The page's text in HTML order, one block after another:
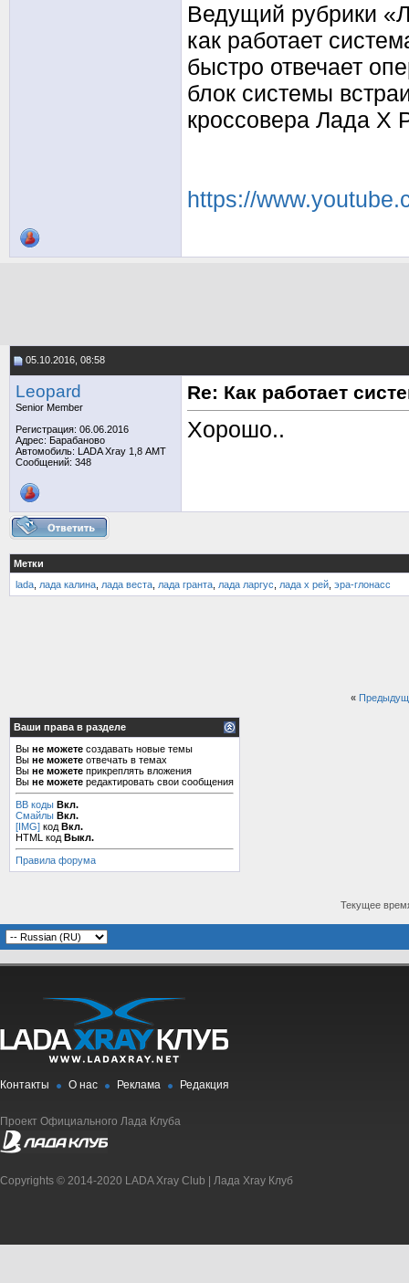
Ведущий рубрики
как работает
быстро отвечает
блок системы
кроссовера Лада Х
https://
05.10.2016, 08:58
Leopard
Senior Member
Регистрация: 06.06.2016
Адрес: Барабаново
Автомобиль: LADA Xray 1,8 АМТ
Сообщений: 348
Re: Как работает
Хорошо..
Метки
lada лада калина лада веста лада гранта лада ларгус лада х рей эра-глонасс
«
Ваши права в разделе
Вы не можете создавать новые темы
Вы не можете отвечать в темах
Вы не можете прикреплять вложения
Вы не можете редактировать свои сообщения
BB коды Вкл.
Смайлы Вкл.
[IMG] код Вкл.
HTML код Выкл.
Правила форума
Текущее
Контакты О нас Реклама Редакция
Проект Официального Лада Клуба
Copyrights © 2014-2020 LADA Xray Club | Лада Xray Клуб